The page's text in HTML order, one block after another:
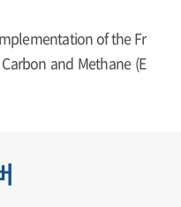
of the Fr
and Methane (E